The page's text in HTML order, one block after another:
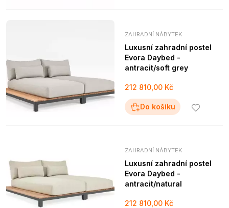
ZAHRADNÍ NÁBYTEK
Luxusní zahradní postel
Evora Daybed -
antracit/soft grey
212 810,00 Kč
Do košíku
ZAHRADNÍ NÁBYTEK
Luxusní zahradní postel
Evora Daybed -
antracit/natural
212 810,00 Kč